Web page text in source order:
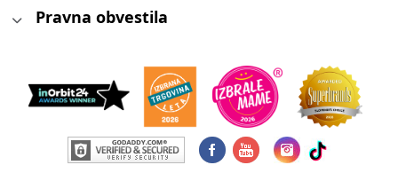
Pravna obvestila